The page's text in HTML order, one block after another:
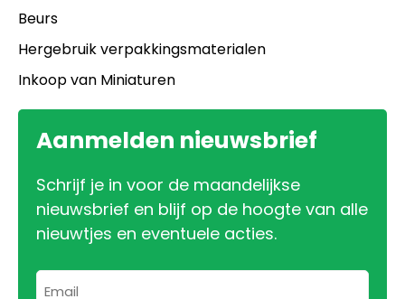
Beurs
Hergebruik verpakkingsmaterialen
Inkoop van Miniaturen
Aanmelden nieuwsbrief
Schrijf je in voor de maandelijkse
nieuwsbrief en blijf op de hoogte van alle
nieuwtjes en eventuele acties.